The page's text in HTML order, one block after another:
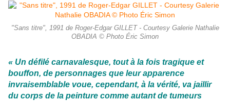
"Sans titre", 1991 de Roger-Edgar GILLET - Courtesy Galerie Nathalie
OBADIA © Photo Éric Simon
« Un défilé carnavalesque, tout à la fois tragique et
bouffon, de personnages que leur apparence
invraisemblable voue, cependant, à la vérité, va jaillir
du corps de la peinture comme autant de tumeurs